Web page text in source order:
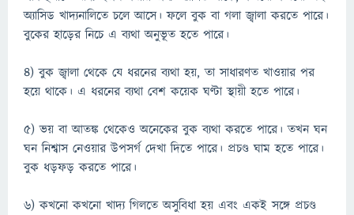
অ্যাসিড খাদ্যনালিতে চলে আসে। ফলে বুক বা গলা জ্বালা করতে পারে।
বুকের হাড়ের নিচে এ ব্যথা অনুভূত হতে পারে।
৪) বুক জ্বালা থেকে যে ধরনের ব্যথা হয়, তা সাধারণত খাওয়ার পর
হয়ে থাকে। এ ধরনের ব্যথা বেশ কয়েক ঘণ্টা স্থায়ী হতে পারে।
৫) ভয় বা আতঙ্ক থেকেও অনেকের বুক ব্যথা করতে পারে। তখন ঘন
ঘন নিশ্বাস নেওয়ার উপসর্গ দেখা দিতে পারে। প্রচণ্ড ঘাম হতে পারে।
বুক ধড়ফড় করতে পারে।
৬) কখনো কখনো খাদ্য গিলতে অসুবিধা হয় এবং একই সঙ্গে প্রচণ্ড